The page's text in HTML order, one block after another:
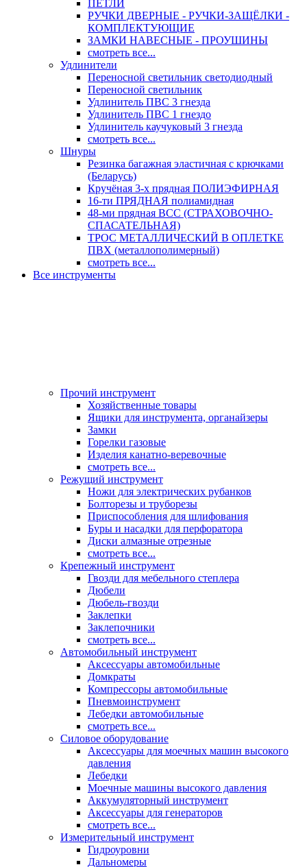
ПЕТЛИ
РУЧКИ ДВЕРНЫЕ - РУЧКИ-ЗАЩЁЛКИ -
КОМПЛЕКТУЮЩИЕ
ЗАМКИ НАВЕСНЫЕ - ПРОУШИНЫ
смотреть все...
Удлинители
Переносной светильник светодиодный
Переносной светильник
Удлинитель ПВС 3 гнезда
Удлинитель ПВС 1 гнездо
Удлинитель каучуковый 3 гнезда
смотреть все...
Шнуры
Резинка багажная эластичная с крючками
(Беларусь)
Кручёная 3-х прядная ПОЛИЭФИРНАЯ
16-ти ПРЯДНАЯ полиамидная
48-ми прядная ВСС (СТРАХОВОЧНО-
СПАСАТЕЛЬНАЯ)
ТРОС МЕТАЛЛИЧЕСКИЙ В ОПЛЕТКЕ
ПВХ (металлополимерный)
смотреть все...
Все инструменты
Прочий инструмент
Хозяйственные товары
Ящики для инструмента, органайзеры
Замки
Горелки газовые
Изделия канатно-веревочные
смотреть все...
Режущий инструмент
Ножи для электрических рубанков
Болторезы и труборезы
Приспособления для шлифования
Буры и насадки для перфоратора
Диски алмазные отрезные
смотреть все...
Крепежный инструмент
Гвозди для мебельного степлера
Дюбели
Дюбель-гвозди
Заклепки
Заклепочники
смотреть все...
Автомобильный инструмент
Аксессуары автомобильные
Домкраты
Компрессоры автомобильные
Пневмоинструмент
Лебедки автомобильные
смотреть все...
Силовое оборудование
Аксессуары для моечных машин высокого
давления
Лебедки
Моечные машины высокого давления
Аккумуляторный инструмент
Аксессуары для генераторов
смотреть все...
Измерительный инструмент
Гидроуровни
Дальномеры